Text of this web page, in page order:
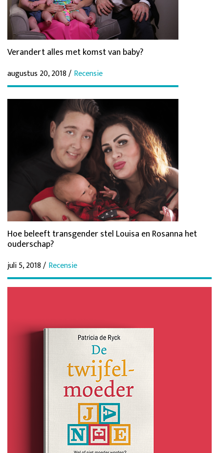
Verandert alles met komst van baby?
augustus 20, 2018 / Recensie
Hoe beleeft transgender stel Louisa en Rosanna het
ouderschap?
juli 5, 2018 / Recensie